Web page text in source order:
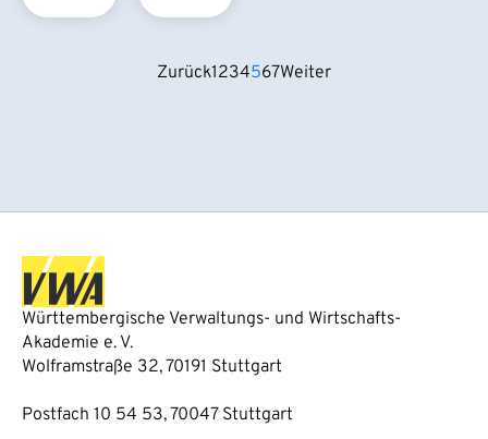
Zurück1234567Weiter
Württembergische Verwaltungs- und Wirtschafts-
Akademie e. V.
Wolframstraße 32, 70191 Stuttgart
Postfach 10 54 53, 70047 Stuttgart